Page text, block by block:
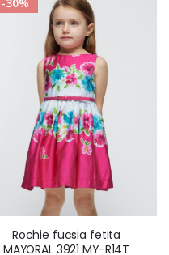
-30%
Rochie fucsia fetita
MAYORAL 3921 MY-R14T